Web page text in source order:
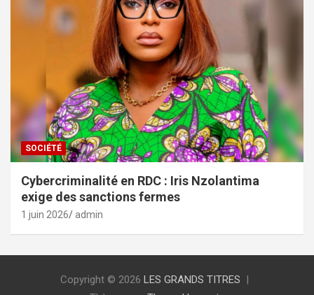
SOCIÉTÉ
Cybercriminalité en RDC : Iris Nzolantima
exige des sanctions fermes
1 juin 2026 admin
Copyright © 2026 LES GRANDS TITRES